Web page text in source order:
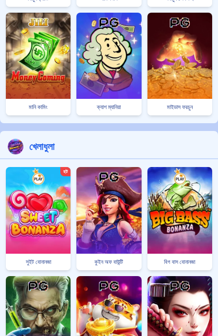
মানি কামিং ক্যাশ ম্যানিয়া মাইডাস ফরচুন
খেলাধুলা
হট
সুইট বোনানজা কুইন অফ বাউন্টি বিগ বাস বোনানজা